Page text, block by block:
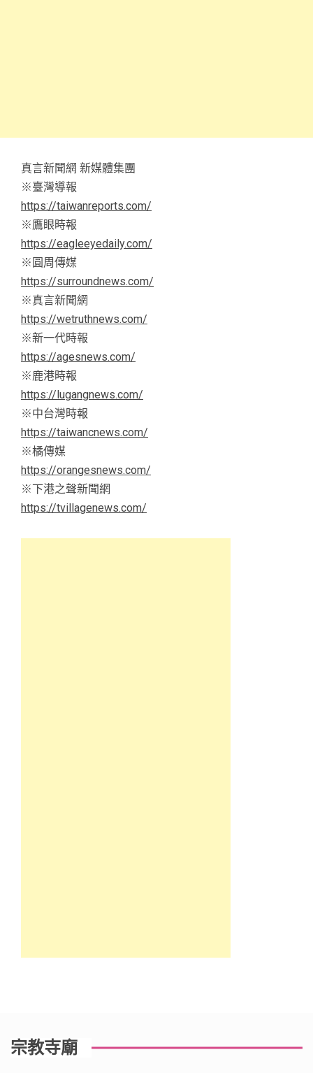
真言新聞網 新媒體集團
※臺灣導報
https://taiwanreports.com/
※鷹眼時報
https://eagleeyedaily.com/
※圓周傳媒
https://surroundnews.com/
※真言新聞網
https://wetruthnews.com/
※新一代時報
https://agesnews.com/
※鹿港時報
https://lugangnews.com/
※中台灣時報
https://taiwancnews.com/
※橘傳媒
https://orangesnews.com/
※下港之聲新聞網
https://tvillagenews.com/
宗教寺廟